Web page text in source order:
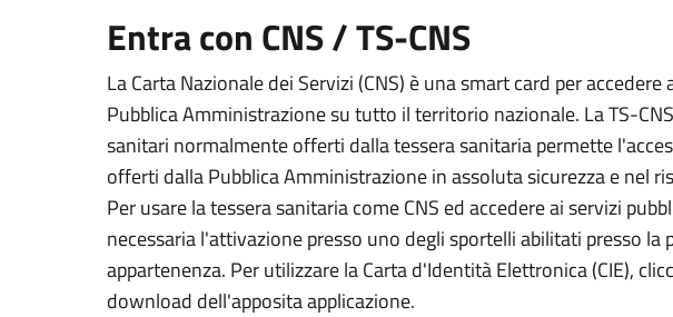
Entra con CNS / TS-CNS
La Carta Nazionale dei Servizi (CNS) è una smart card per
Pubblica Amministrazione su tutto il territorio nazionale. La TS-
sanitari normalmente offerti dalla tessera sanitaria permette
offerti dalla Pubblica Amministrazione in assoluta sicurezza e nel
Per usare la tessera sanitaria come CNS ed accedere ai servizi
necessaria l'attivazione presso uno degli sportelli abilitati presso la
appartenenza. Per utilizzare la Carta d'Identità Elettronica (CIE),
download dell'apposita applicazione.